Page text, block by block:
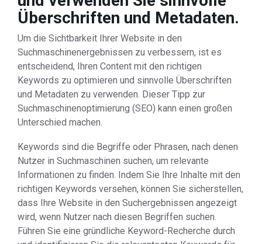
Überschriften und Metadaten.
Um die Sichtbarkeit Ihrer Website in den
Suchmaschinenergebnissen zu verbessern, ist es
entscheidend, Ihren Content mit den richtigen
Keywords zu optimieren und sinnvolle Überschriften
und Metadaten zu verwenden. Dieser Tipp zur
Suchmaschinenoptimierung (SEO) kann einen großen
Unterschied machen.
Keywords sind die Begriffe oder Phrasen, nach denen
Nutzer in Suchmaschinen suchen, um relevante
Informationen zu finden. Indem Sie Ihre Inhalte mit den
richtigen Keywords versehen, können Sie sicherstellen,
dass Ihre Website in den Suchergebnissen angezeigt
wird, wenn Nutzer nach diesen Begriffen suchen.
Führen Sie eine gründliche Keyword-Recherche durch